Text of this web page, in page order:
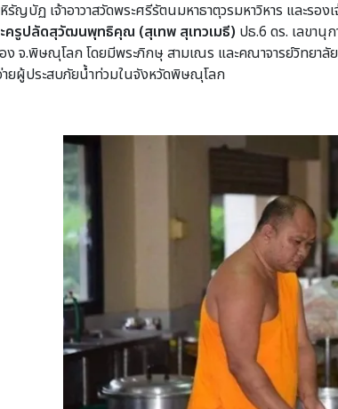
ญบัฏ เจ้าอาวาสวัดพระศรีรัตนมหาธาตุวรมหาวิหาร และรอ
ครูปลัดสุวัฒนพุทธิคุณ (สุเทพ สุเทวเมธี) ปธ.6 ดร. เลขานุ
จ.พิษณุโลก โดยมีพระภิกษุ สามเณร และคณาจารย์วิทยาลั
ายผู้ประสบภัยน้ำท่วมในจังหวัดพิษณุโลก